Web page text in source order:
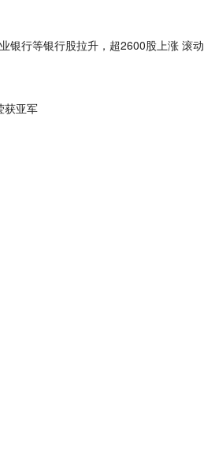
银行等银行股拉升，超2600股上涨 滚动
获亚军